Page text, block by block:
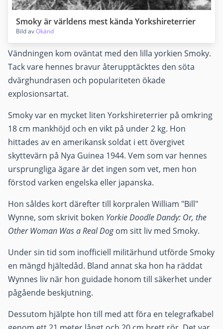
Smoky är världens mest kända Yorkshireterrier
Bild avOkänd
Vändningen kom oväntat med den lilla yorkien Smoky.
Tack vare hennes bravur återupptäcktes den söta
dvärghundrasen och populariteten ökade
explosionsartat.
Smoky var en mycket liten Yorkshireterrier på omkring
18 cm mankhöjd och en vikt på under 2 kg. Hon
hittades av en amerikansk soldat i ett övergivet
skyttevärn på Nya Guinea 1944. Vem som var hennes
ursprungliga ägare är det ingen som vet, men hon
förstod varken engelska eller japanska.
Hon såldes kort därefter till korpralen William "Bill"
Wynne, som skrivit boken Yorkie Doodle Dandy: Or, the
Other Woman Was a Real Dogom sitt liv med Smoky.
Under sin tid som inofficiell militärhund utförde Smoky
en mängd hjältedåd. Bland annat ska hon ha räddat
Wynnes liv när hon guidade honom till säkerhet under
pågående beskjutning.
Dessutom hjälpte hon till med att föra en telegrafkabel